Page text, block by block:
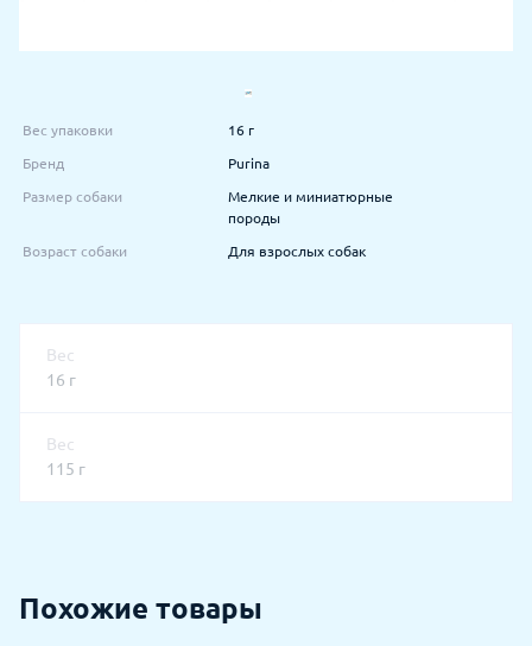
Вес упаковки 16 г
Бренд Purina
Размер собаки
Мелкие и миниатюрные
породы
Возраст собаки Для взрослых собак
Вес
16 г
Вес
115 г
Похожие товары